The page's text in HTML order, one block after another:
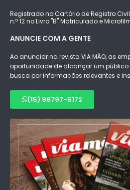
Registrado no Cartório de Registro
n.º 12 no Livro "B" Matriculado e
ANUNCIE COM A GENTE
Ao anunciar na revista VIA MÃO, as
oportunidade de alcançar um público
busca por informações relevantes e
(15) 99797-5172